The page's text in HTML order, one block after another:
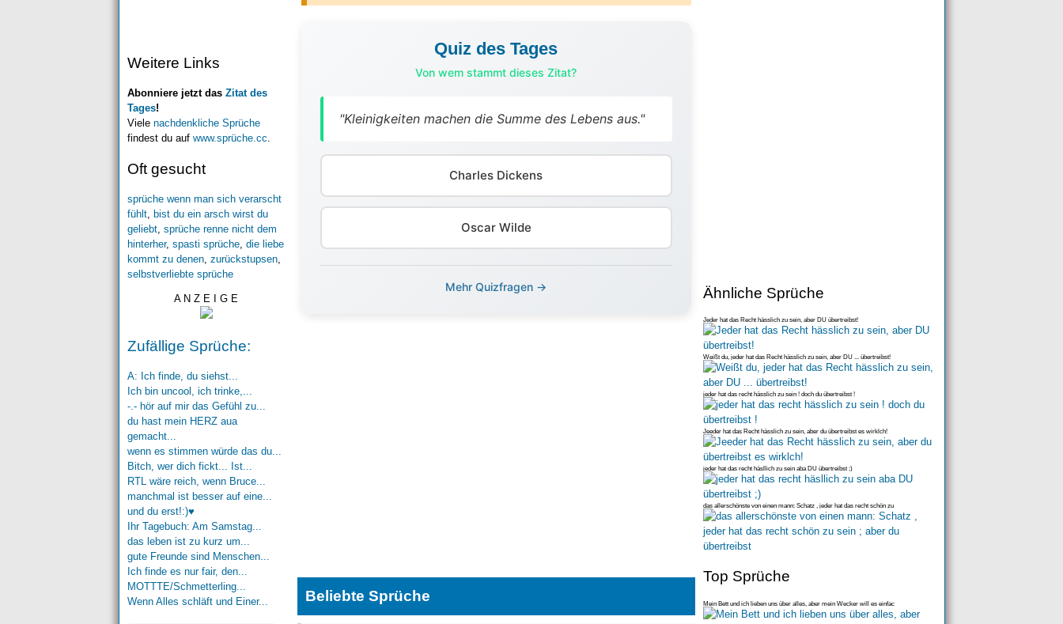
Weitere Links
Abonniere jetzt das Zitat des
Tages!
Viele nachdenkliche Sprüche
findest du auf www.sprüche.cc.
Oft gesucht
sprüche wenn man sich verarscht
fühlt, bist du ein arsch wirst du
geliebt, sprüche renne nicht dem
hinterher, spasti sprüche, die liebe
kommt zu denen, zurückstupsen,
selbstverliebte sprüche
A N Z E I G E
Zufällige Sprüche:
A: Ich finde, du siehst...
Ich bin uncool, ich trinke,...
-.- hör auf mir das Gefühl zu...
du hast mein HERZ aua
gemacht...
wenn es stimmen würde das du...
Bitch, wer dich fickt... Ist...
RTL wäre reich, wenn Bruce...
manchmal ist besser auf eine...
und du erst!:)♥
Ihr Tagebuch: Am Samstag...
das leben ist zu kurz um...
gute Freunde sind Menschen...
Ich finde es nur fair, den...
MOTTTE/Schmetterling...
Wenn Alles schläft und Einer...
Quiz des Tages
Von wem stammt dieses Zitat?
"Kleinigkeiten machen die Summe des Lebens aus."
Charles Dickens
Oscar Wilde
Mehr Quizfragen →
Beliebte Sprüche
Ähnliche Sprüche
Jeder hat das Recht hässlich zu sein, aber DU übertreibst!
Weißt du, jeder hat das Recht hässlich zu sein, aber DU ... übertreibst!
jeder hat das recht hässlich zu sein ! doch du übertreibst !
Jeeder hat das Recht hässlich zu sein, aber du übertreibst es wirklch!
jeder hat das recht häsllich zu sein aba DU übertreibst ;)
das allerschönste von einen mann: Schatz , jeder hat das recht schön zu
Top Sprüche
Mein Bett und ich lieben uns über alles, aber mein Wecker will es einfac